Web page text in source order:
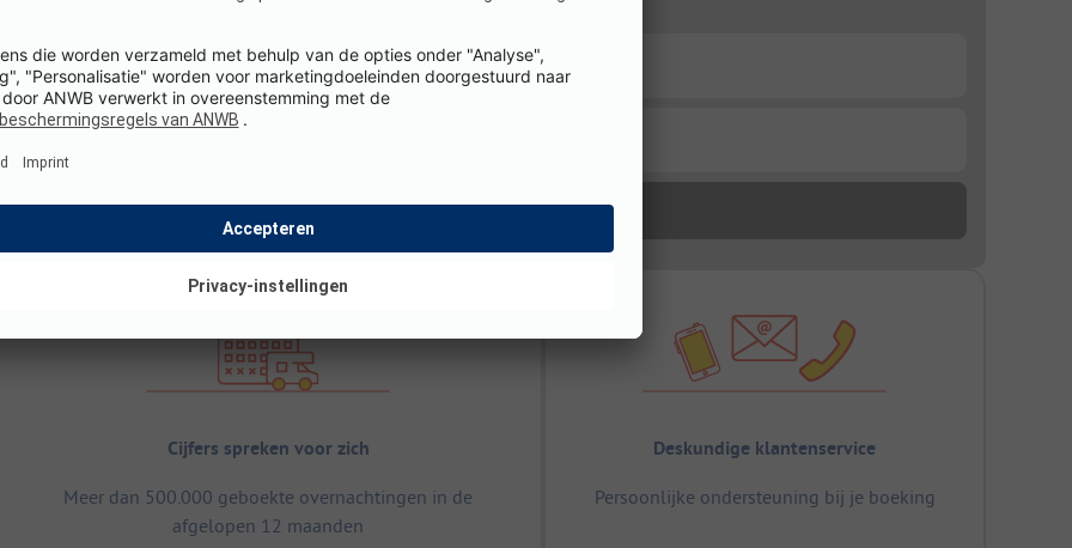
Cijfers spreken voor zich
Meer dan 500.000 geboekte overnachtingen in de
afgelopen 12 maanden
Deskundige klantenservice
Persoonlijke ondersteuning bij je boeking